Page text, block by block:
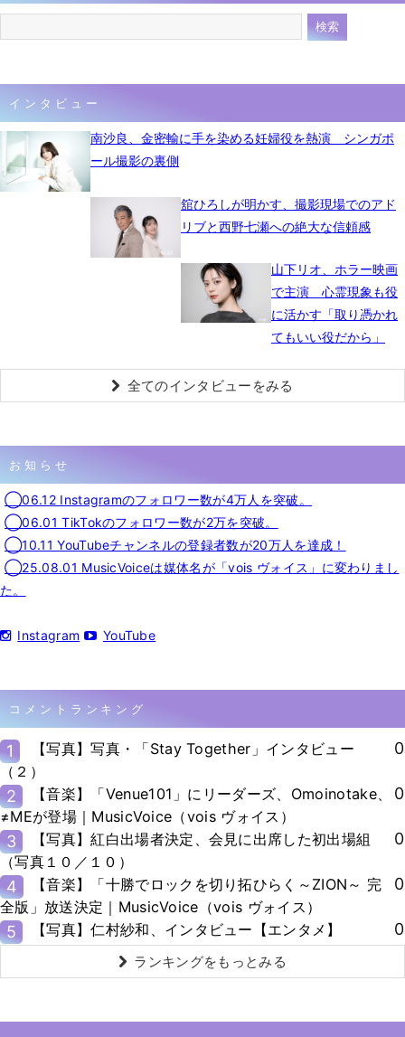
インタビュー
南沙良、金密輸に手を染める妊婦役を熱演 シンガポ
ール撮影の裏側
舘ひろしが明かす、撮影現場でのアド
リブと西野七瀬への絶大な信頼感
山下リオ、ホラー映画
で主演 心霊現象も役
に活かす「取り憑かれ
てもいい役だから」
全てのインタビューをみる
お知らせ
◯06.12 Instagramのフォロワー数が4万人を突破。
◯06.01 TikTokのフォロワー数が2万を突破。
◯10.11 YouTubeチャンネルの登録者数が20万人を達成！
◯25.08.01 MusicVoiceは媒体名が「vois ヴォイス」に変わりまし
た。
Instagram YouTube
コメントランキング
1
【写真】写真・「Stay Together」インタビュー
（２）
0
2
【音楽】「Venue101」にリーダーズ、Omoinotake、
≠MEが登場｜MusicVoice（vois ヴォイス）
0
3
【写真】紅白出場者決定、会見に出席した初出場組
（写真１０／１０）
0
4
【音楽】「十勝でロックを切り拓ひらく～ZION～ 完
全版」放送決定｜MusicVoice（vois ヴォイス）
0
5 【写真】仁村紗和、インタビュー【エンタメ】 0
ランキングをもっとみる